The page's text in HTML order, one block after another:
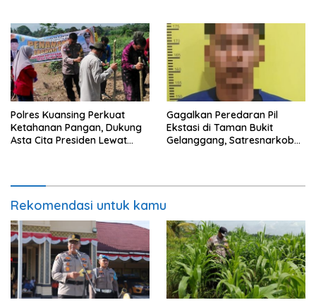
Polres Kuansing Perkuat
Ketahanan Pangan, Dukung
Asta Cita Presiden Lewat
Gagalkan Peredaran Pil
Ekstasi di Taman Bukit
Gelanggang, Satresnarkoba
Rekomendasi untuk kamu